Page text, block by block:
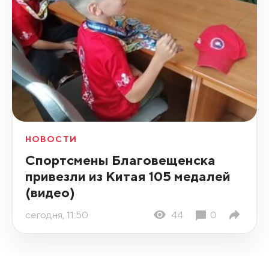
НОВОСТИ
Спортсмены Благовещенска
привезли из Китая 105 медалей
(видео)
сегодня, 11:50 44 0